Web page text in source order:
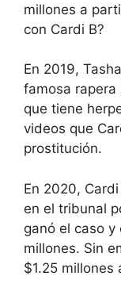
millones a
con Cardi B?
En 2019,
famosa rapera
que tiene
videos que
prostitución.
En 2020,
en el tribunal
ganó el caso y
millones. Sin
$1.25 millones